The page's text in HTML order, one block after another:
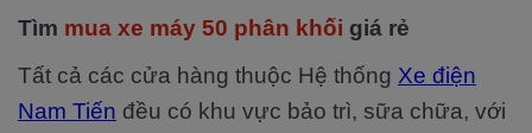
Tìm mua xe máy 50 phân khối giá rẻ
Tất cả các cửa hàng thuộc Hệ thống Xe điện
Nam Tiến đều có khu vực bảo trì, sữa chữa, với